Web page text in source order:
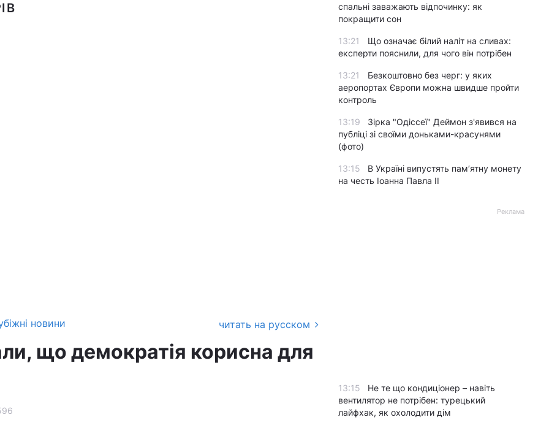
новини читать на русском
що демократія корисна для
спальні заважають відпочинку: як
покращити сон
13:21
Що означає білий наліт на сливах:
експерти пояснили, для чого він потрібен
13:21
Безкоштовно без черг: у яких
аеропортах Європи можна швидше пройти
контроль
13:19
Зірка "Одіссеї" Деймон з'явився на
публіці зі своїми доньками-красунями
(фото)
13:15
В Україні випустять пам’ятну монету
на честь Іоанна Павла II
Реклама
13:15
Не те що кондиціонер – навіть
вентилятор не потрібен: турецький
лайфхак, як охолодити дім